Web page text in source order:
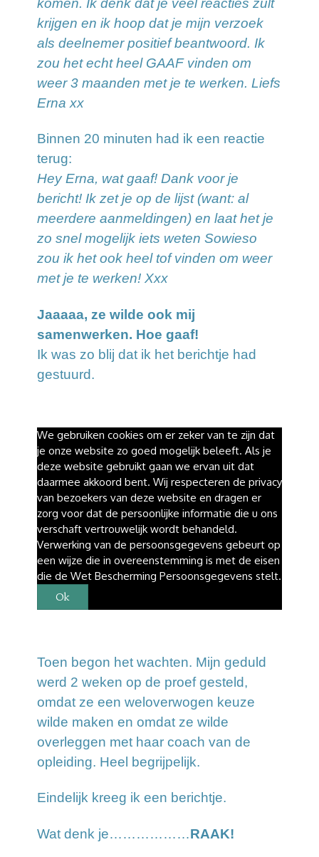
krijgen en ik hoop dat je mijn verzoek
als deelnemer positief beantwoord. Ik
zou het echt heel GAAF vinden om
weer 3 maanden met je te werken. Liefs
Erna xx
Binnen 20 minuten had ik een reactie
terug:
Hey Erna, wat gaaf! Dank voor je
bericht! Ik zet je op de lijst (want: al
meerdere aanmeldingen) en laat het je
zo snel mogelijk iets weten Sowieso
zou ik het ook heel tof vinden om weer
met je te werken! Xxx
Jaaaaa, ze wilde ook mij
samenwerken. Hoe gaaf!
Ik was zo blij dat ik het berichtje had
gestuurd.
We gebruiken cookies om er zeker van te zijn dat
je onze website zo goed mogelijk beleeft. Als je
deze website gebruikt gaan we ervan uit dat
daarmee akkoord bent. Wij respecteren de privacy
van bezoekers van deze website en dragen er
zorg voor dat de persoonlijke informatie die u ons
verschaft vertrouwelijk wordt behandeld.
Verwerking van de persoonsgegevens gebeurt op
een wijze die in overeenstemming is met de eisen
die de Wet Bescherming Persoonsgegevens stelt.
Ok
Toen begon het wachten. Mijn geduld
werd 2 weken op de proef gesteld,
omdat ze een weloverwogen keuze
wilde maken en omdat ze wilde
overleggen met haar coach van de
opleiding. Heel begrijpelijk.
Eindelijk kreeg ik een berichtje.
Wat denk je………………RAAK!